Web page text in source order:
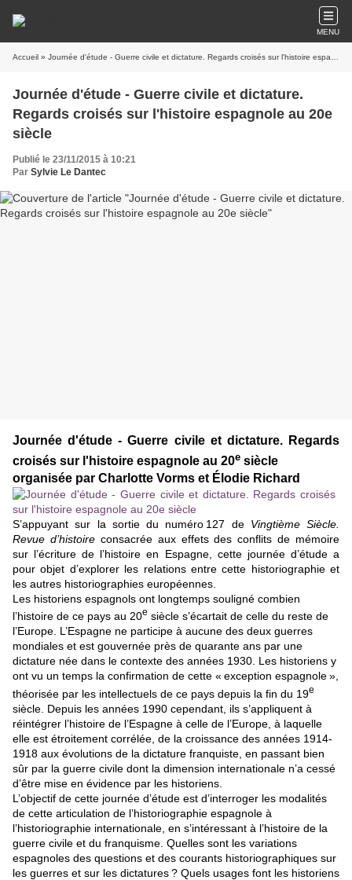
MENU
Accueil » Journée d'étude - Guerre civile et dictature. Regards croisés sur l'histoire espagnole au 20e siècle
Journée d'étude - Guerre civile et dictature.
Regards croisés sur l'histoire espagnole au 20e
siècle
Publié le 23/11/2015 à 10:21
Par Sylvie Le Dantec
Journée d'étude - Guerre civile et dictature. Regards
croisés sur l'histoire espagnole au 20e siècle
organisée par Charlotte Vorms et Élodie Richard
S’appuyant sur la sortie du numéro 127 de Vingtième Siècle.
Revue d’histoireconsacrée aux effets des conflits de mémoire
sur l’écriture de l’histoire en Espagne, cette journée d’étude a
pour objet d’explorer les relations entre cette historiographie et
les autres historiographies européennes.
Les historiens espagnols ont longtemps souligné combien
l’histoire de ce pays au 20e siècle s’écartait de celle du reste de
l’Europe. L’Espagne ne participe à aucune des deux guerres
mondiales et est gouvernée près de quarante ans par une
dictature née dans le contexte des années 1930. Les historiens y
ont vu un temps la confirmation de cette « exception espagnole »,
théorisée par les intellectuels de ce pays depuis la fin du 19e
siècle. Depuis les années 1990 cependant, ils s’appliquent à
réintégrer l’histoire de l’Espagne à celle de l’Europe, à laquelle
elle est étroitement corrélée, de la croissance des années 1914-
1918 aux évolutions de la dictature franquiste, en passant bien
sûr par la guerre civile dont la dimension internationale n’a cessé
d’être mise en évidence par les historiens.
L’objectif de cette journée d’étude est d’interroger les modalités
de cette articulation de l’historiographie espagnole à
l’historiographie internationale, en s’intéressant à l’histoire de la
guerre civile et du franquisme. Quelles sont les variations
espagnoles des questions et des courants historiographiques sur
les guerres et sur les dictatures ? Quels usages font les historiens